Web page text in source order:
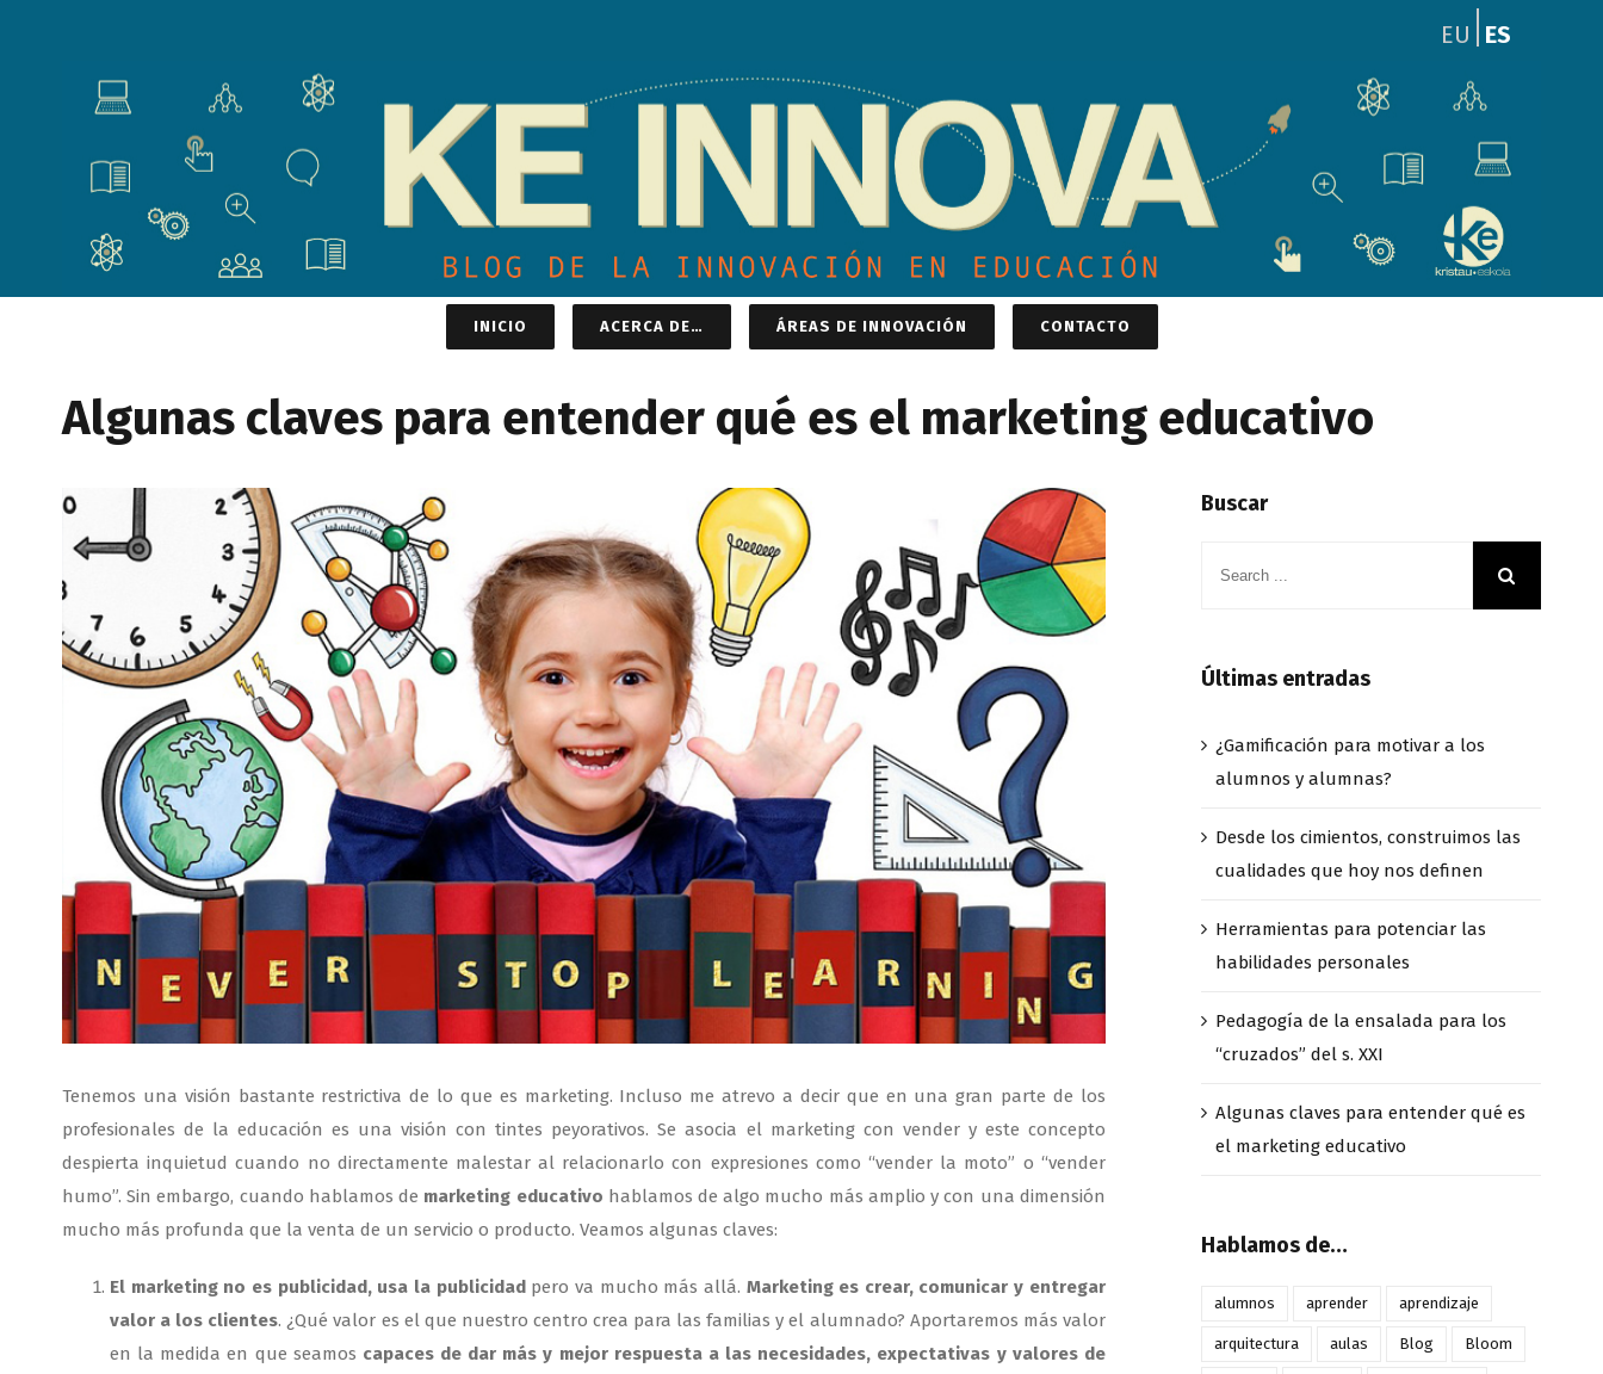
EU ES
INICIO ACERCA DE… ÁREAS DE INNOVACIÓN CONTACTO
Algunas claves para entender qué es el marketing educativo
View
Larger
Tenemos una visión bastante restrictiva de lo que es marketing. Incluso me atrevo a decir que en una gran parte de los
profesionales de la educación es una visión con tintes peyorativos. Se asocia el marketing con vender y este concepto
despierta inquietud cuando no directamente malestar al relacionarlo con expresiones como “vender la moto” o “vender
humo”. Sin embargo, cuando hablamos de marketing educativo hablamos de algo mucho más amplio y con una dimensión
mucho más profunda que la venta de un servicio o producto. Veamos algunas claves:
El marketing no es publicidad, usa la publicidadpero va mucho más allá. Marketing es crear, comunicar y entregar
valor a los clientes. ¿Qué valor es el que nuestro centro crea para las familias y el alumnado? Aportaremos más valor
en la medida en que seamos capaces de dar más y mejor respuesta a las necesidades, expectativas y valores de
Buscar
Últimas entradas
¿Gamificación para motivar a los
alumnos y alumnas?
Desde los cimientos, construimos las
cualidades que hoy nos definen
Herramientas para potenciar las
habilidades personales
Pedagogía de la ensalada para los
“cruzados” del s. XXI
Algunas claves para entender qué es
el marketing educativo
Hablamos de…
alumnos aprender aprendizaje
arquitectura aulas Blog Bloom